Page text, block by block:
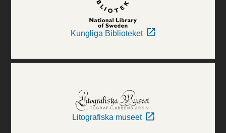
Kungliga Biblioteket
Litografiska museet